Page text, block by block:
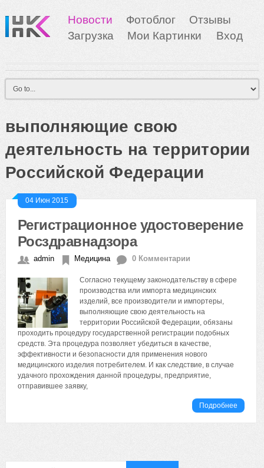
Новости Фотоблог
Отзывы
Загрузка
Мои Картинки Вход
выполняющие свою
деятельность на территории
Российской Федерации
04 Июн 2015
Регистрационное удостоверение
Росздравнадзора
admin Медицина 0 Комментарии
Согласно текущему законодательству в сфере
производства или импорта медицинских
изделий, все производители и импортеры,
выполняющие свою деятельность на
территории Российской Федерации, обязаны
проходить процедуру государственной регистрации подобных
средств. Эта процедура позволяет убедиться в качестве,
эффективности и безопасности для применения нового
медицинского изделия потребителем. И как следствие, в случае
удачного прохождения данной процедуры, предприятие,
отправившее заявку,
Подробнее